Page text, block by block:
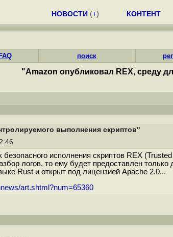
НОВОСТИ (+) КОНТЕНТ
поиск
"Amazon опубликовал REX, среду
выполнения скриптов"
исполнения скриптов REX
логов, то ему будет предоставлен
Rust и открыт под лицензией Apache 2.0...
art.shtml?num=65360